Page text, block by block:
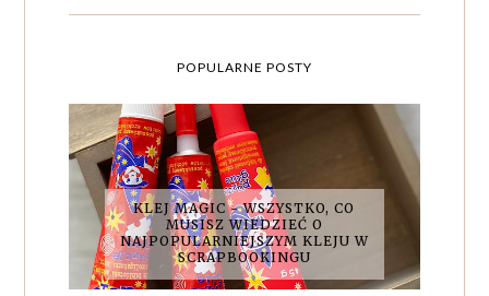
POPULARNE POSTY
KLEJ MAGIC - WSZYSTKO, CO
MUSISZ WIEDZIEĆ O
NAJPOPULARNIEJSZYM KLEJU W
SCRAPBOOKINGU